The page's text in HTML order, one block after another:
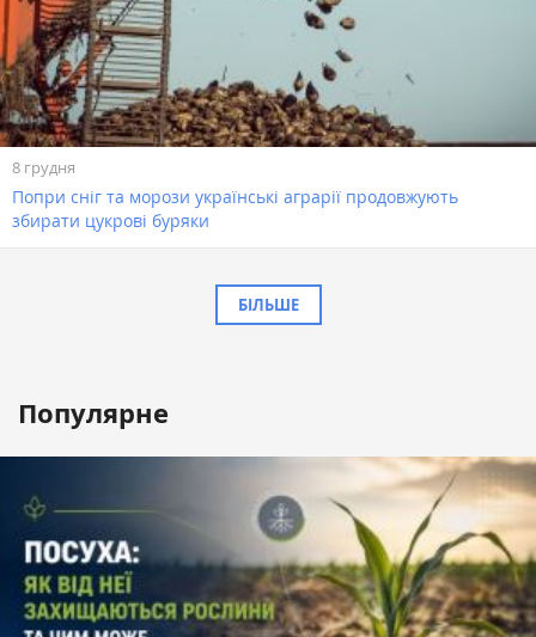
8 грудня
Попри сніг та морози українські аграрії продовжують
збирати цукрові буряки
БІЛЬШЕ
Популярне